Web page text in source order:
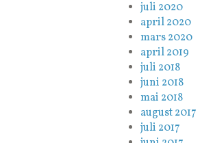
juli 2020
april 2020
mars 2020
april 2019
juli 2018
juni 2018
mai 2018
august 2017
juli 2017